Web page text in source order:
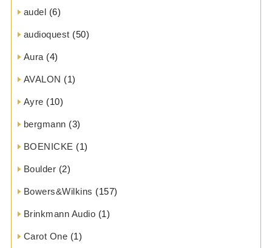
audel (6)
audioquest (50)
Aura (4)
AVALON (1)
Ayre (10)
bergmann (3)
BOENICKE (1)
Boulder (2)
Bowers&Wilkins (157)
Brinkmann Audio (1)
Carot One (1)